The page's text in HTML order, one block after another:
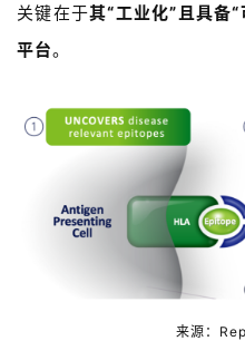
页
资
讯
关键在于其“工业化”且具备
平台。
来源：